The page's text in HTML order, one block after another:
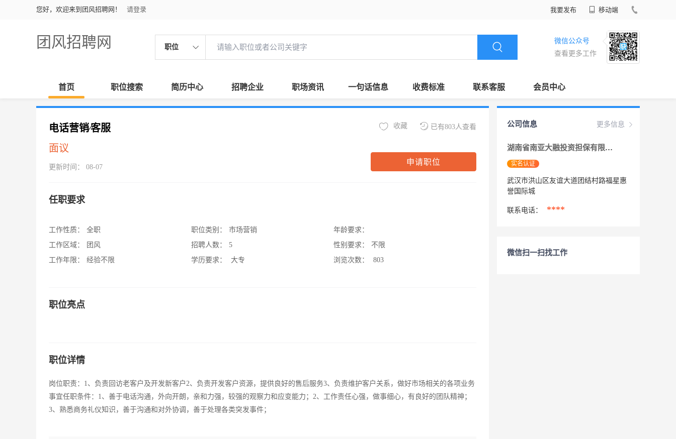
您好，欢迎来到团风招聘网！ 请登录 我要发布 移动端
团风招聘网 职位
微信公众号
查看更多工作
首页 职位搜索 简历中心 招聘企业 职场资讯 一句话信息 收费标准 联系客服 会员中心
电话营销∕客服
面议
更新时间： 08-07
已有803人查看
收藏
申请职位
任职要求
工作性质：
全职
工作区域：
团风
工作年限：
经验不限
职位类别：
市场营销
招聘人数：
5
学历要求：
大专
年龄要求：
性别要求：
不限
浏览次数：
803
职位亮点
职位详情
岗位职责：1、负责回访老客户及开发新客户2、负责开发客户资源，提供良好的售后服务3、负责维护客户关系，做好市场相关的各项业务
事宜任职条件：1、善于电话沟通，外向开朗，亲和力强，较强的观察力和应变能力；2、工作责任心强，做事细心，有良好的团队精神；
3、熟悉商务礼仪知识，善于沟通和对外协调，善于处理各类突发事件；
更多信息
公司信息
湖南省南亚大融投资担保有限公司武汉分公司
实名认证
武汉市洪山区友谊大道团结村路福星惠
誉国际城
联系电话： ****
微信扫一扫找工作